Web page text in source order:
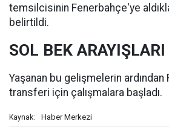
temsilcisinin Fenerbahçe'ye
belirtildi.
SOL BEK
Yaşanan bu gelişmelerin
transferi için çalışmalara başladı.
Kaynak: Haber Merkezi